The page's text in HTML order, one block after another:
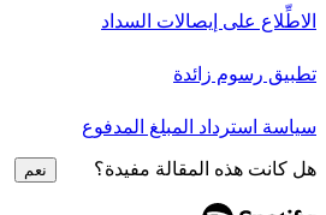
الاطِّلاع على إيصالات السداد
تطبيق رسوم زائدة
سياسة استرداد المبلغ المدفوع
هل كانت هذه المقالة مفيدة؟ نعم